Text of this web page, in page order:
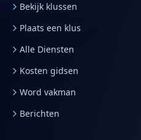
Bekijk klussen
Plaats een klus
Alle Diensten
Kosten gidsen
Word vakman
Berichten